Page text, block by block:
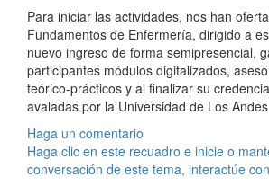
Para iniciar las actividades, nos han
Fundamentos de Enfermería, dirigido a
nuevo ingreso de forma semipresencial,
participantes módulos digitalizados,
teórico-prácticos y al finalizar su
avaladas por la Universidad de Los
Haga un comentario
Haga clic en este recuadro e inicie o
conversación de este tema, interactúe